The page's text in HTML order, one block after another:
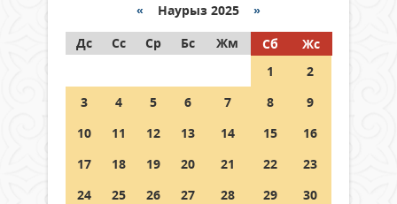
« Наурыз 2025 »
Дс
Сс Ср Бс Жм Сб
Жс
1
2
3
4 5 6 7 8
9
10
11 12 13 14 15
16
17
18 19 20 21 22
23
24
25 26 27 28 29
30